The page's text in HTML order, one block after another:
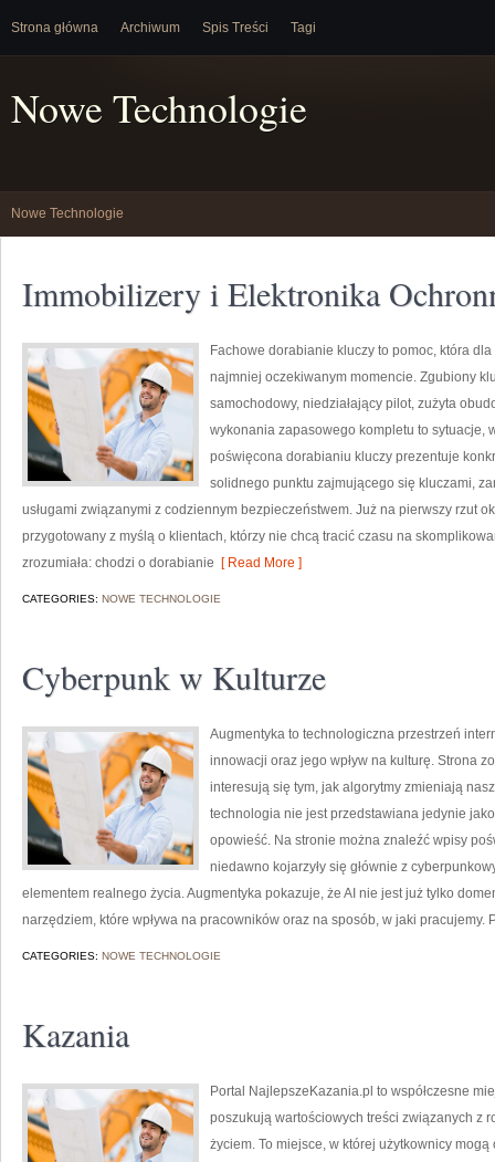
Strona główna Archiwum Spis Treści Tagi
Nowe Technologie
Nowe Technologie
Immobilizery i Elektronika
Fachowe dorabianie kluczy to pomoc, która
najmniej oczekiwanym momencie. Zgubiony
samochodowy, niedziałający pilot, zużyta
wykonania zapasowego kompletu to sytuacje,
poświęcona dorabianiu kluczy prezentuje
solidnego punktu zajmującego się kluczami,
usługami związanymi z codziennym bezpieczeństwem. Już na pierwszy rzut
przygotowany z myślą o klientach, którzy nie chcą tracić czasu na
zrozumiała: chodzi o dorabianie [ Read More ]
CATEGORIES: NOWE TECHNOLOGIE
Cyberpunk w Kulturze
Augmentyka to technologiczna przestrzeń
innowacji oraz jego wpływ na kulturę. Strona
interesują się tym, jak algorytmy zmieniają
technologia nie jest przedstawiana jedynie
opowieść. Na stronie można znaleźć wpisy
niedawno kojarzyły się głównie z
elementem realnego życia. Augmentyka pokazuje, że AI nie jest już tylko
narzędziem, które wpływa na pracowników oraz na sposób, w jaki pracujemy.
CATEGORIES: NOWE TECHNOLOGIE
Kazania
Portal NajlepszeKazania.pl to współczesne
poszukują wartościowych treści związanych z
życiem. To miejsce, w której użytkownicy